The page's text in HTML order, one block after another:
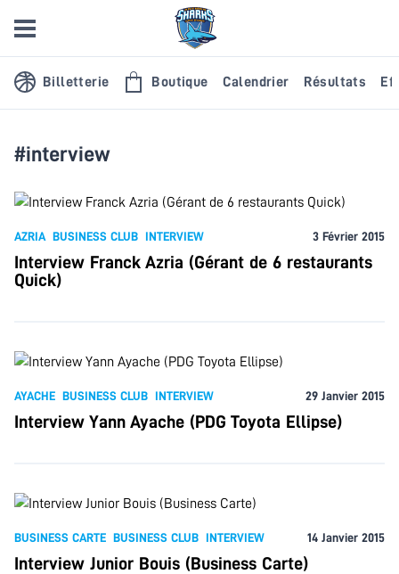
Billetterie Boutique Calendrier Résultats
#interview
AZRIA BUSINESS CLUB INTERVIEW 3 Février 2015
Interview Franck Azria (Gérant de 6 restaurants
Quick)
AYACHE BUSINESS CLUB INTERVIEW 29 Janvier 2015
Interview Yann Ayache (PDG Toyota Ellipse)
BUSINESS CARTE BUSINESS CLUB INTERVIEW 14 Janvier 2015
Interview Junior Bouis (Business Carte)